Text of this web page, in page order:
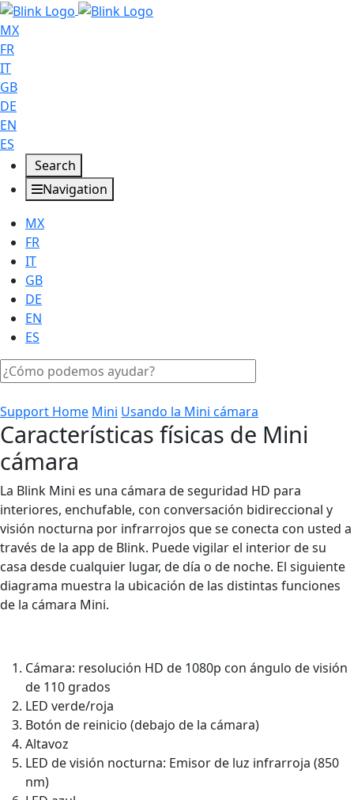
MX
FR
IT
GB
DE
EN
ES
Search
Navigation
MX
FR
IT
GB
DE
EN
ES
Support Home Mini Usando la Mini cámara
Características físicas de Mini
cámara
La Blink Mini es una cámara de seguridad HD para
interiores, enchufable, con conversación bidireccional y
visión nocturna por infrarrojos que se conecta con usted a
través de la app de Blink. Puede vigilar el interior de su
casa desde cualquier lugar, de día o de noche. El siguiente
diagrama muestra la ubicación de las distintas funciones
de la cámara Mini.
Cámara: resolución HD de 1080p con ángulo de visión
de 110 grados
LED verde/roja
Botón de reinicio (debajo de la cámara)
Altavoz
LED de visión nocturna: Emisor de luz infrarroja (850
nm)